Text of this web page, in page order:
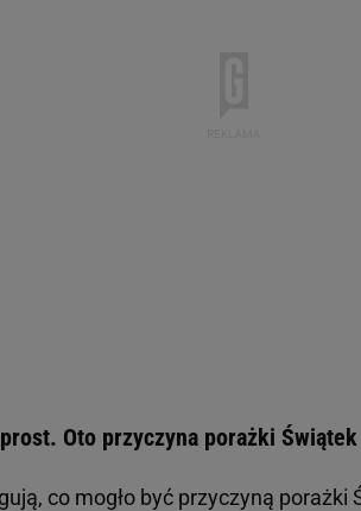
Oto przyczyna porażki Świątek
co mogło być przyczyną porażki